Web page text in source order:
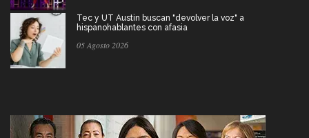
Tec y UT Austin buscan "devolver la voz" a
hispanohablantes con afasia
05 Agosto 2026